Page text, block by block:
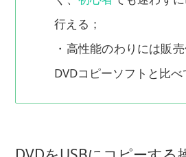
行える；
・高性能のわりには販
DVDコピーソフトと比べ